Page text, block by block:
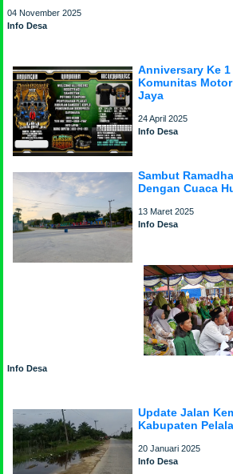
04 November 2025
Info Desa
Anniversary Ke
Komunitas
Jaya
24 April 2025
Info Desa
Sambut
Dengan Cuaca
13 Maret 2025
Info Desa
Info Desa
Update Jalan
Kabupaten
20 Januari 2025
Info Desa